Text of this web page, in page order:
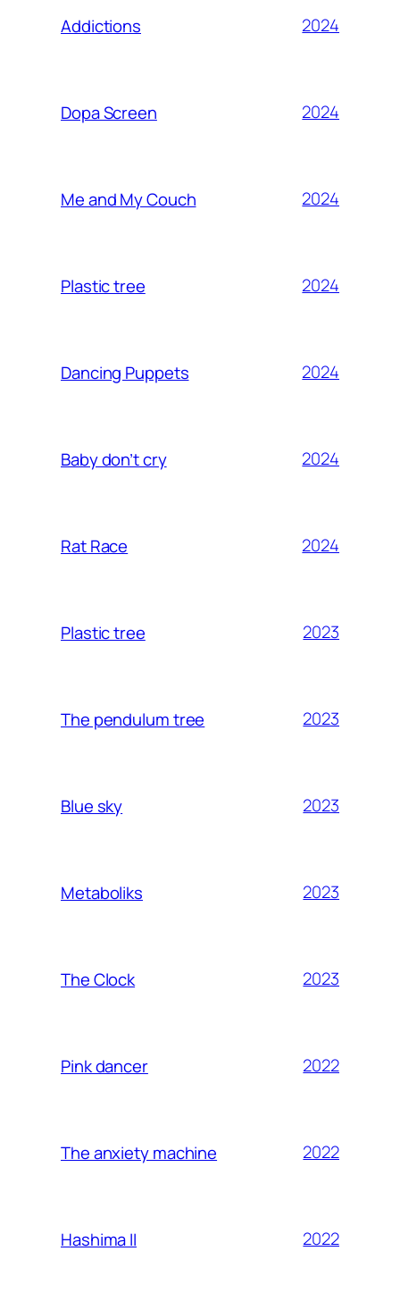
Addictions 2024
Dopa Screen 2024
Me and My Couch 2024
Plastic tree 2024
Dancing Puppets 2024
Baby don’t cry 2024
Rat Race 2024
Plastic tree 2023
The pendulum tree 2023
Blue sky 2023
Metaboliks 2023
The Clock 2023
Pink dancer 2022
The anxiety machine 2022
Hashima II 2022